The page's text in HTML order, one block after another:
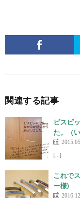
関連する記事
ビスピ
た。（
[…]
これで
ー様)